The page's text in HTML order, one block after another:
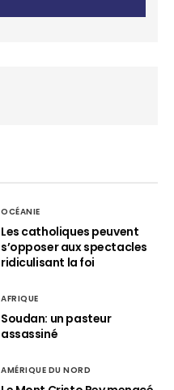
OCÉANIE
Les catholiques peuvent
s’opposer aux spectacles
ridiculisant la foi
AFRIQUE
Soudan: un pasteur
assassiné
AMÉRIQUE DU NORD